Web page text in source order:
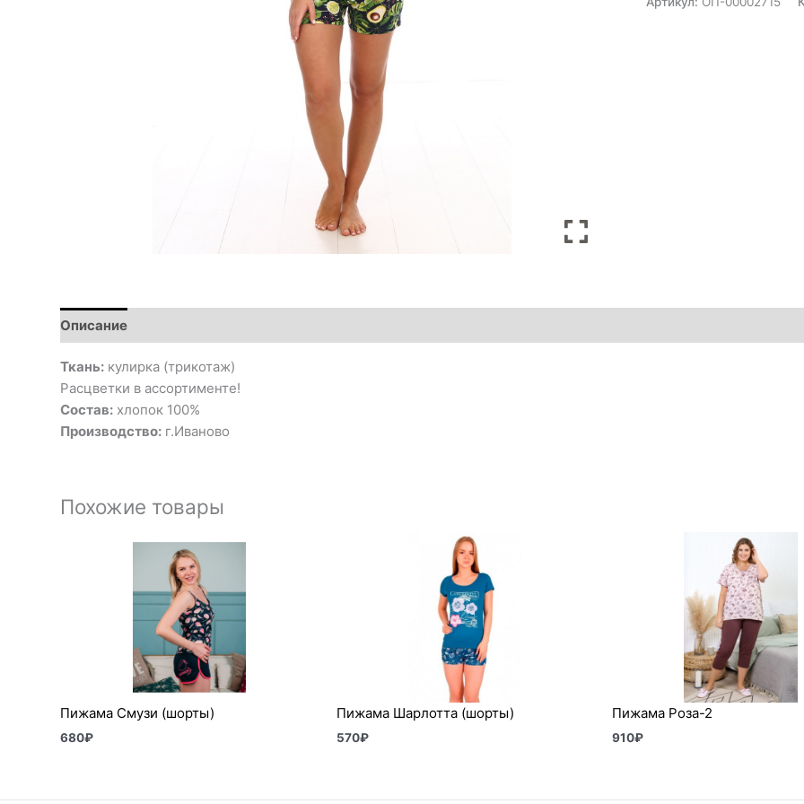
Описание
Ткань: кулирка (трикотаж)
Расцветки в ассортименте!
Состав: хлопок 100%
Производство: г.Иваново
Похожие товары
Пижама Смузи (шорты)
680₽
Пижама Шарлотта (шорты)
570₽
Пижама Роза-2
910₽